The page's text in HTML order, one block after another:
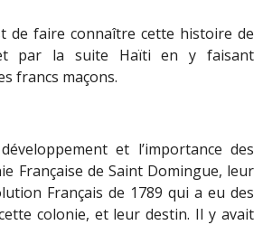
de faire connaître cette histoire de
par la suite Haïti en y faisant
francs maçons.
et l’importance des
Française de Saint Domingue, leur
Français de 1789 qui a eu des
colonie, et leur destin. Il y avait